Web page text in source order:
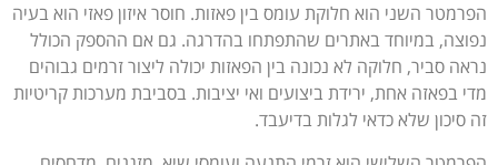
הפרמטר השני הוא חלוקת עומס בין פאזות. חוסר איזון פאזי הוא בעיה
נפוצה, במיוחד באתרים שהתפתחו בהדרגה. גם אם ההספק הכולל
נראה סביר, חלוקה לא נכונה בין הפאזות יכולה ליצור זרמים גבוהים
מדי בפאזה אחת, ירידת ביצועים ואי יציבות. בסביבת מערכות קריטיות
זה סיכון שלא כדאי לגלות בדיעבד.